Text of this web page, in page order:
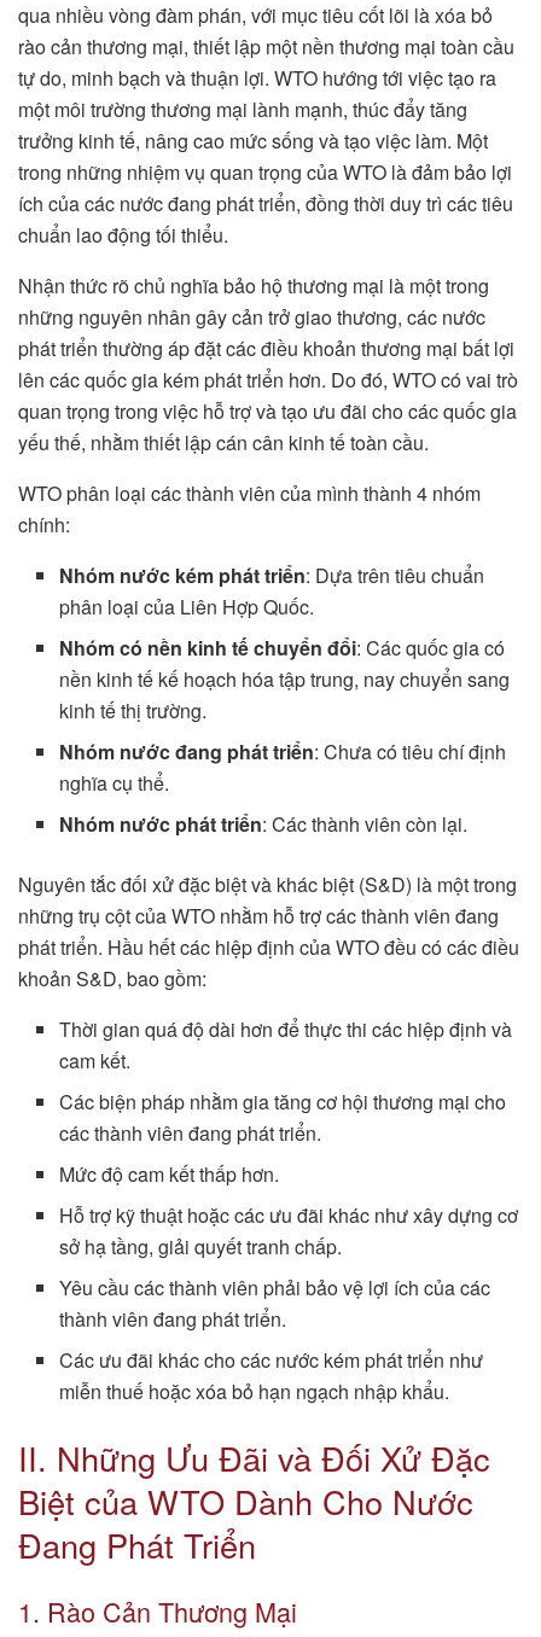
qua nhiều vòng đàm phán, với mục tiêu cốt lõi là xóa bỏ
rào cản thương mại, thiết lập một nền thương mại toàn cầu
tự do, minh bạch và thuận lợi. WTO hướng tới việc tạo ra
một môi trường thương mại lành mạnh, thúc đẩy tăng
trưởng kinh tế, nâng cao mức sống và tạo việc làm. Một
trong những nhiệm vụ quan trọng của WTO là đảm bảo lợi
ích của các nước đang phát triển, đồng thời duy trì các tiêu
chuẩn lao động tối thiểu.
Nhận thức rõ chủ nghĩa bảo hộ thương mại là một trong
những nguyên nhân gây cản trở giao thương, các nước
phát triển thường áp đặt các điều khoản thương mại bất lợi
lên các quốc gia kém phát triển hơn. Do đó, WTO có vai trò
quan trọng trong việc hỗ trợ và tạo ưu đãi cho các quốc gia
yếu thế, nhằm thiết lập cán cân kinh tế toàn cầu.
WTO phân loại các thành viên của mình thành 4 nhóm
chính:
Nhóm nước kém phát triển: Dựa trên tiêu chuẩn
phân loại của Liên Hợp Quốc.
Nhóm có nền kinh tế chuyển đổi: Các quốc gia có
nền kinh tế kế hoạch hóa tập trung, nay chuyển sang
kinh tế thị trường.
Nhóm nước đang phát triển: Chưa có tiêu chí định
nghĩa cụ thể.
Nhóm nước phát triển: Các thành viên còn lại.
Nguyên tắc đối xử đặc biệt và khác biệt (S&D) là một trong
những trụ cột của WTO nhằm hỗ trợ các thành viên đang
phát triển. Hầu hết các hiệp định của WTO đều có các điều
khoản S&D, bao gồm:
Thời gian quá độ dài hơn để thực thi các hiệp định và
cam kết.
Các biện pháp nhằm gia tăng cơ hội thương mại cho
các thành viên đang phát triển.
Mức độ cam kết thấp hơn.
Hỗ trợ kỹ thuật hoặc các ưu đãi khác như xây dựng cơ
sở hạ tầng, giải quyết tranh chấp.
Yêu cầu các thành viên phải bảo vệ lợi ích của các
thành viên đang phát triển.
Các ưu đãi khác cho các nước kém phát triển như
miễn thuế hoặc xóa bỏ hạn ngạch nhập khẩu.
II. Những Ưu Đãi và Đối Xử Đặc
Biệt của WTO Dành Cho Nước
Đang Phát Triển
1. Rào Cản Thương Mại